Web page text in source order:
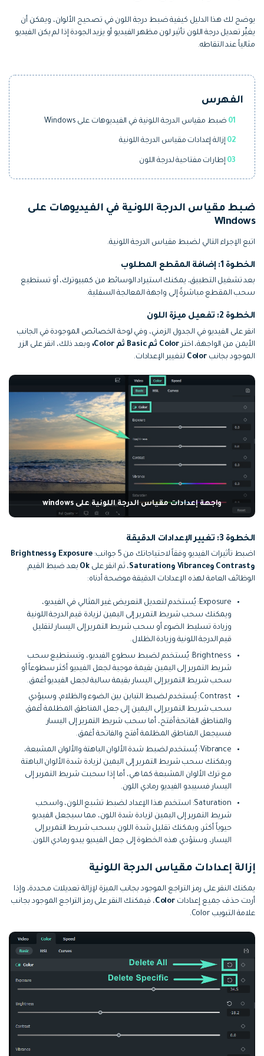
رؤى التحرير
تعلم المعرفة الأساسية في تحرير
الفيديو
إنشاء تأثيرات خاصة بنفسك
اكتشف كيفية إنشاء تأثيرات خاصة
تابع Filmora على:
Blog
search
يوضح لك هذا الدليل كيفية ضبط درجة اللون في تصحيح الألوان، ويمكن أن
يغيِّر تعديل درجة اللون تأثير لون مظهر الفيديو أو يزيد الجودة إذا لم يكن الفيديو
مثالياً عند التقاطه.
الفهرس
01 ضبط مقياس الدرجة اللونية في الفيديوهات على Windows
02 إزالة إعدادات مقياس الدرجة اللونية
03 إطارات مفتاحية لدرجة اللون
ضبط مقياس الدرجة اللونية في الفيديوهات على
Windows
اتبع الإجراء التالي لضبط مقياس الدرجة اللونية.
الخطوة 1: إضافة المقطع المطلوب
بعد تشغيل التطبيق، يمكنك استيراد الوسائط من كمبيوترك، أو تستطيع
سحب المقطع مباشرةً إلى واجهة المعالجة السفلية.
الخطوة 2: تفعيل ميزة اللون
انقر على الفيديو في الجدول الزمني، وفي لوحة الخصائص الموجودة في الجانب
الأيمن من الواجهة، اختر Color ثم Basic ثم Color،
وبعد ذلك، انقر على الزر
الموجود بجانبColor لتغيير الإعدادات.
واجهة إعدادات مقياس الدرجة اللونية على windows
الخطوة 3: تغيير الإعدادات الدقيقة
اضبط تأثيرات الفيديو وفقاً لاحتياجاتك من 5 جوانب:
Exposure وBrightness
وContrast وVibrance وSaturation
، ثم انقر على Ok بعد ضبط القيم.
الوظائف العامة لهذه الإعدادات الدقيقة موضحة أدناه:
Exposure: يُستخدم لتعديل التعريض غير المثالي في الفيديو،
ويمكنك سحب شريط التمرير إلى اليمين لزيادة قيم الدرجة اللونية
وزيادة تسليط الضوء أو سحب شريط التمرير إلى اليسار لتقليل
قيم الدرجة اللونية وزيادة الظلال.
Brightness: يُستخدم لضبط سطوع الفيديو، وتستطيع سحب
شريط التمرير إلى اليمين بقيمة موجبة لجعل الفيديو أكثر سطوعاً أو
سحب شريط التمرير إلى اليسار بقيمة سالبة لجعل الفيديو أغمق.
Contrast: يُستخدم لضبط التباين بين الضوء والظلام، وسيؤدي
سحب شريط التمرير إلى اليمين إلى جعل المناطق المظلمة أغمق
والمناطق الفاتحة أفتح، أما سحب شريط التمرير إلى اليسار
فسيجعل المناطق المظلمة أفتح والفاتحة أغمق.
Vibrance: يُستخدم لضبط شدة الألوان الباهتة والألوان المشبعة،
ويمكنك سحب شريط التمرير إلى اليمين لزيادة شدة الألوان الباهتة
مع ترك الألوان المشبعة كما هي، أما إذا سحبت شريط التمرير إلى
اليسار فسيبدو الفيديو رمادي اللون.
Saturation: استخدم هذا الإعداد لضبط تشبع اللون، واسحب
شريط التمرير إلى اليمين لزيادة شدة اللون، مما سيجعل الفيديو
حيوياً أكثر، ويمكنك تقليل شدة اللون بسحب شريط التمرير إلى
اليسار، وستؤدي هذه الخطوة إلى جعل الفيديو يبدو رمادي اللون.
إزالة إعدادات مقياس الدرجة اللونية
يمكنك النقر على رمز التراجع الموجود بجانب الميزة لإزالة تعديلات محددة، وإذا
أردت حذف جميع إعدادات Color، فيمكنك النقر على رمز التراجع الموجود بجانب
علامة التبويب Color.